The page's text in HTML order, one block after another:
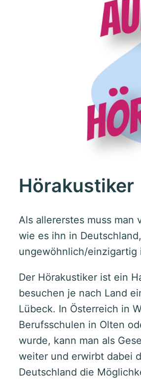
Hörakustiker
Als allererstes muss man
wie es ihn in
ungewöhnlich/einzigartig
Der Hörakustiker ist ein
besuchen je nach Land
Lübeck. In Österreich in
Berufsschulen in Olten
wurde, kann man als
weiter und erwirbt dabei
Deutschland die